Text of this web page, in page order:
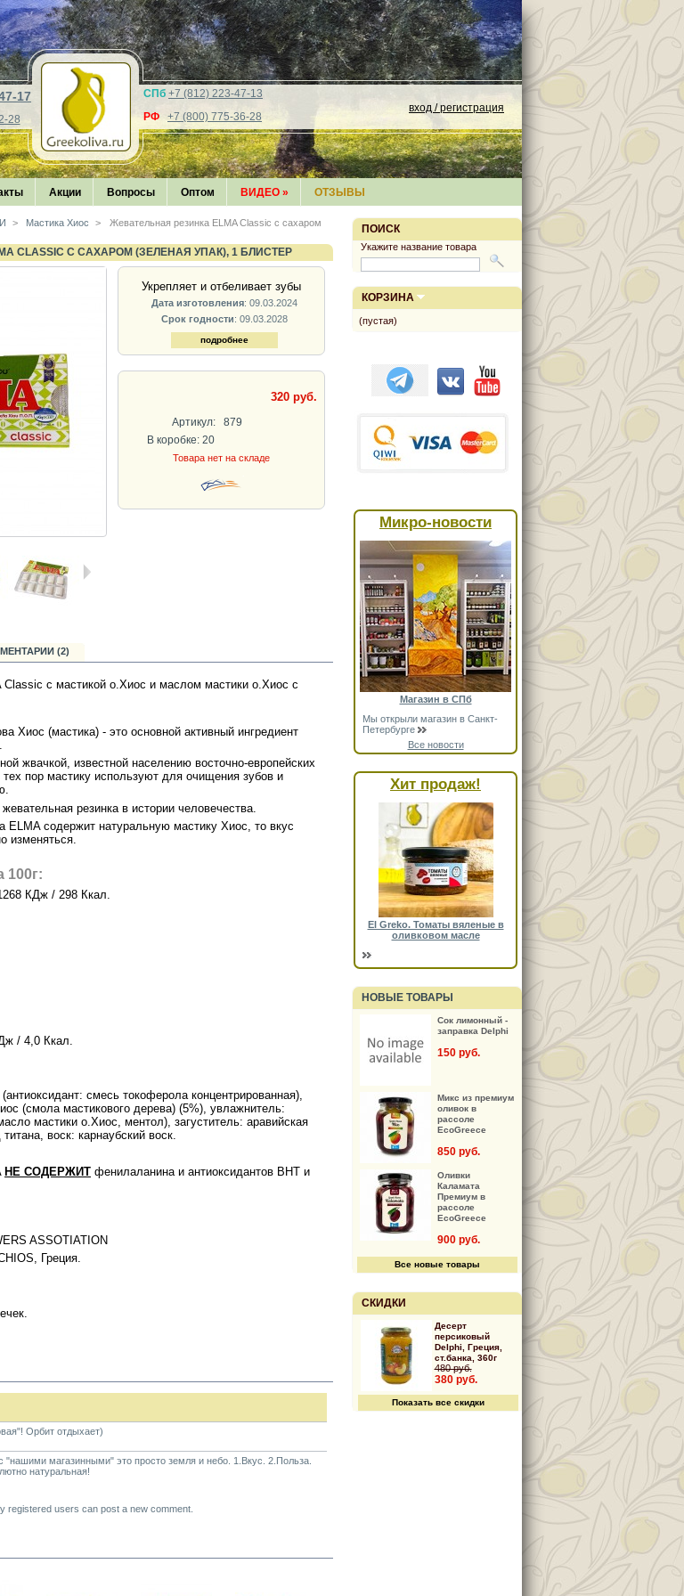
17
28
СПб +7 (812) 223-47-13
РФ +7 (800) 775-36-28
вход / регистрация
Акции Вопросы Оптом ВИДЕО » ОТЗЫВЫ
> Мастика Хиос >
Жевательная резинка ELMA Classic с сахаром
CLASSIC С САХАРОМ (ЗЕЛЕНАЯ УПАК), 1 БЛИСТЕР
Укрепляет и отбеливает зубы
Дата изготовления: 09.03.2024
Срок годности: 09.03.2028
подробнее
320 руб.
Артикул:
879
В коробке: 20
Товара нет на складе
(2)
Classic с мастикой о.Хиос и маслом мастики о.Хиос с
Хиос (мастика) - это основной активный ингредиент
жвачкой, известной населению восточно-европейских
пор мастику используют для очищения зубов и
резинка в истории человечества.
ELMA содержит натуральную мастику Хиос, то вкус
изменяться.
100г:
КДж / 298 Ккал.
/ 4,0 Ккал.
смесь токоферола концентрированная),
(смола мастикового дерева) (5%), увлажнитель:
мастики о.Хиос, ментол), загуститель: аравийская
воск: карнаубский воск.
НЕ СОДЕРЖИТ фенилаланина и антиоксидантов BHT и
ASSOTIATION
Греция.
Орбит отдыхает)
"нашими магазинными" это просто земля и небо. 1.Вкус. 2.Польза.
натуральная!
registered users can post a new comment.
ПОИСК
Укажите название товара
КОРЗИНА
(пустая)
Микро-новости
Магазин в СПб
Мы открыли магазин в Санкт-
Петербурге
Все новости
Хит продаж!
El Greko. Томаты вяленые в
оливковом масле
НОВЫЕ ТОВАРЫ
Сок лимонный -
заправка Delphi
150 руб.
Микс из премиум
оливок в
рассоле
EcoGreece
850 руб.
Оливки
Каламата
Премиум в
рассоле
EcoGreece
900 руб.
Все новые товары
СКИДКИ
Десерт
персиковый
Delphi, Греция,
ст.банка, 360г
480 руб.
380 руб.
Показать все скидки